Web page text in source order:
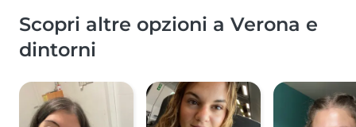
Scopri altre opzioni a Verona e
dintorni